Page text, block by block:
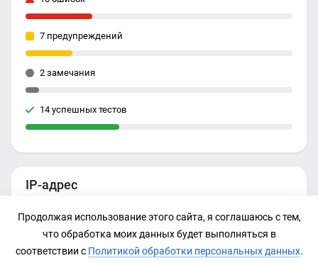
IP-адрес
Нет данных
7 предупреждений
2 замечания
14 успешных тестов
Продолжая использование этого сайта, я соглашаюсь с тем,
что обработка моих данных будет выполняться в
соответствии с Политикой обработки персональных данных.